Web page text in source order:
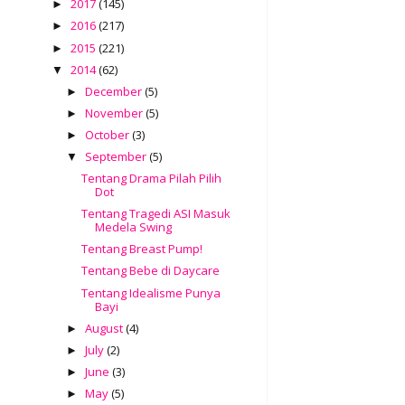
►2017(145)
►2016(217)
►2015(221)
▼2014(62)
► December(5)
► November(5)
► October(3)
▼ September(5)
Tentang Drama Pilah Pilih
Dot
Tentang Tragedi ASI Masuk
Medela Swing
Tentang Breast Pump!
Tentang Bebe di Daycare
Tentang Idealisme Punya
Bayi
► August(4)
► July(2)
► June (3)
► May(5)